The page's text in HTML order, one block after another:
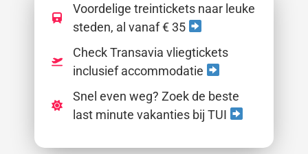
Voordelige treintickets naar leuke
steden, al vanaf € 35
Check Transavia vliegtickets
inclusief accommodatie
Snel even weg? Zoek de beste
last minute vakanties bij TUI